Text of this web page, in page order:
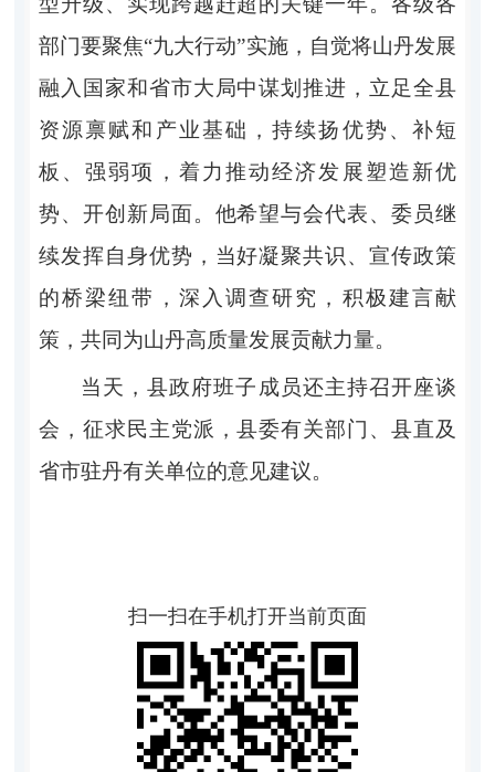
部门要聚焦“九大行动”实施，自觉将山丹发展
融入国家和省市大局中谋划推进，立足全县
资源禀赋和产业基础，持续扬优势、补短
板、强弱项，着力推动经济发展塑造新优
势、开创新局面。他希望与会代表、委员继
续发挥自身优势，当好凝聚共识、宣传政策
的桥梁纽带，深入调查研究，积极建言献
策，共同为山丹高质量发展贡献力量。
当天，县政府班子成员还主持召开座谈
会，征求民主党派，县委有关部门、县直及
省市驻丹有关单位的意见建议。
扫一扫在手机打开当前页面